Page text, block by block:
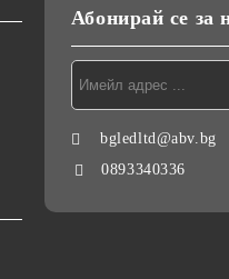
Абонирай се за
bgledltd@abv.bg
0893340336